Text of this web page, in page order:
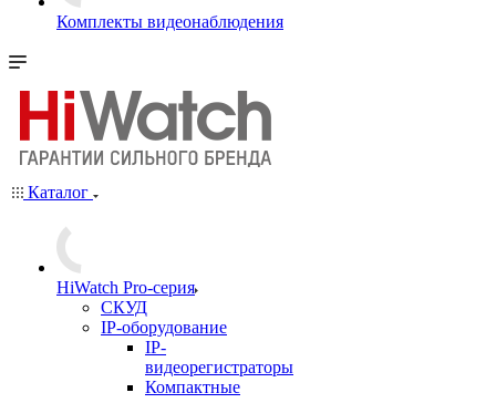
Комплекты видеонаблюдения
Каталог
HiWatch Pro-серия
CКУД
IP-оборудование
IP-
видеорегистраторы
Компактные